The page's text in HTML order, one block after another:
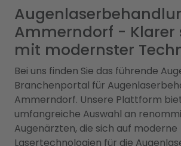
Ammerndorf - Klarer
mit modernster
Bei uns finden Sie das führende
Branchenportal für
Ammerndorf. Unsere Plattform
umfangreiche Auswahl an
Augenärzten, die sich auf moderne
Lasertechnologien für die